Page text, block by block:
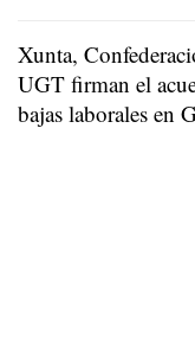
Xunta,
UGT firman el
bajas laborales en